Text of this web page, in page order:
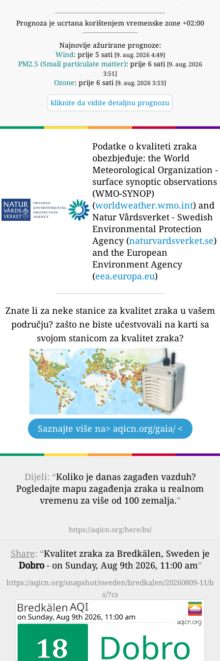
Prognoza je ucrtana korištenjem vremenske zone +02:00
Najnovije ažurirane prognoze:
Wind: prije 5 sati [9. aug. 2026 4:49]
PM2.5 (Small particulate matter): prije 6 sati [9. aug. 2026
3:51]
Ozone: prije 6 sati [9. aug. 2026 3:53]
kliknite da vidite detaljnu prognozu
Podatke o kvaliteti zraka
obezbjeđuje: the World
Meteorological Organization -
surface synoptic observations
(WMO-SYNOP)
(worldweather.wmo.int) and
Natur Vårdsverket - Swedish
Environmental Protection
Agency (naturvardsverket.se)
and the European
Environment Agency
(eea.europa.eu)
Znate li za neke stanice za kvalitet zraka u vašem
području? zašto ne biste učestvovali na karti sa
svojom stanicom za kvalitet zraka?
Saznajte više na> aqicn.org/gaia/ <
Dijeli: “Koliko je danas zagađen vazduh?
Pogledajte mapu zagađenja zraka u realnom
vremenu za više od 100 zemalja.”
https://aqicn.org/here/bs/
Share: “Kvalitet zraka za Bredkälen, Sweden je
Dobro- on Sunday, Aug 9th 2026, 11:00 am”
https://aqicn.org/snapshot/sweden/bredkalen/20260809-11/b
s/?cs